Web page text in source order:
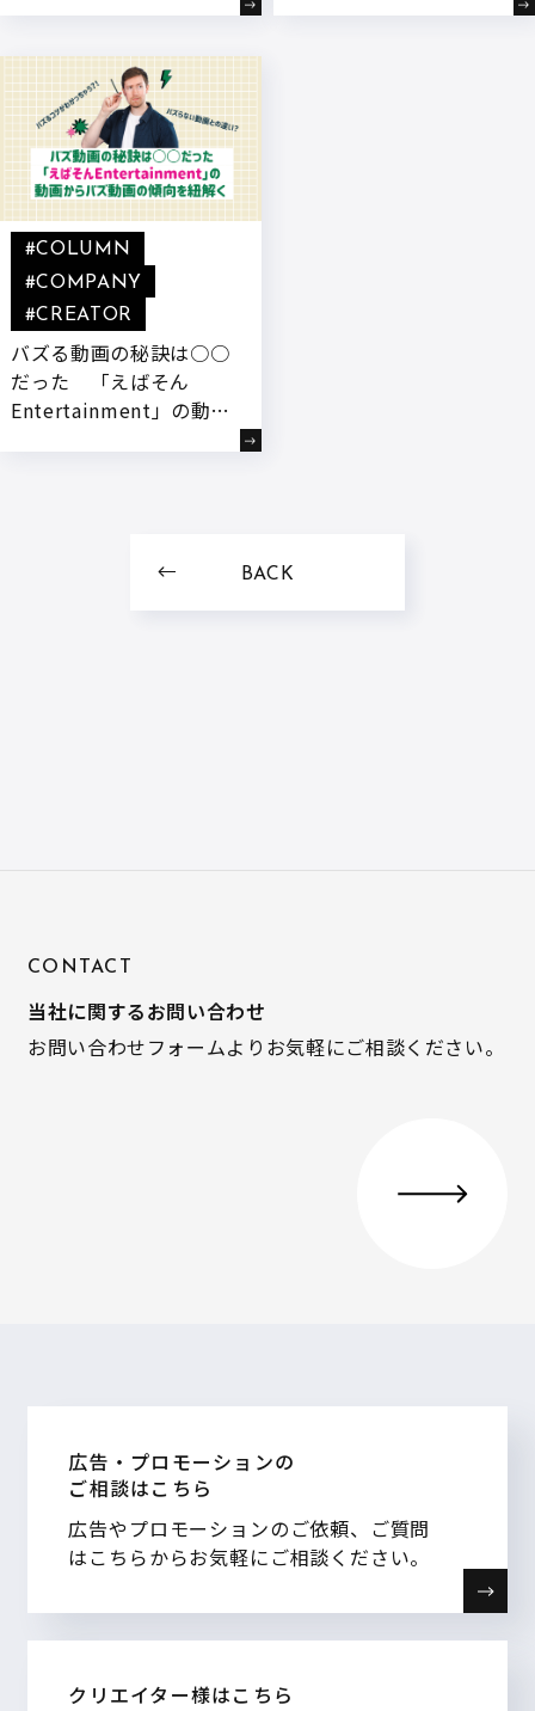
本日より販売開始!
バズる動画の秘訣は○○
だった 「えばそん
Entertainment」の動画
#COLUMN
#COMPANY
#CREATOR
BACK
CONTACT
当社に関するお問い合わせ
お問い合わせフォームよりお気軽にご相談ください。
広告・プロモーションの
ご相談はこちら
広告やプロモーションのご依頼、ご質問
はこちらからお気軽にご相談ください。
クリエイター様はこちら